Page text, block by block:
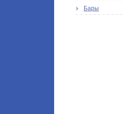
Бары